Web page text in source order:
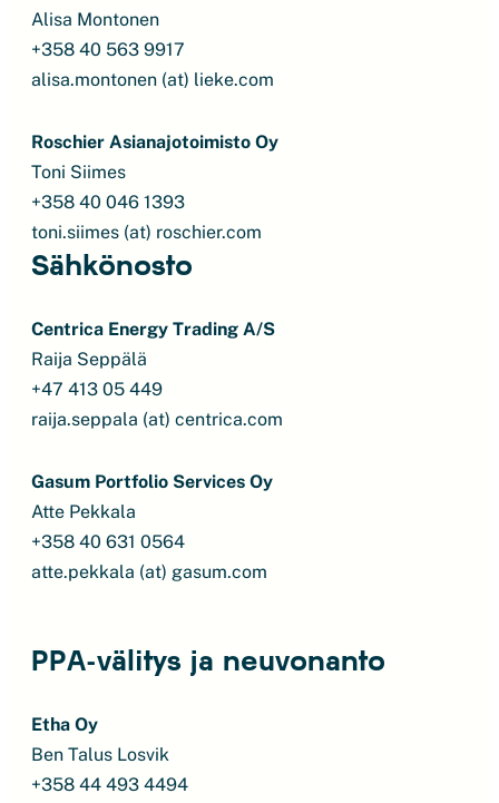
Alisa Montonen
+358 40 563 9917
alisa.montonen (at) lieke.com
Roschier Asianajotoimisto Oy
Toni Siimes
+358 40 046 1393
toni.siimes (at) roschier.com
Sähkönosto
Centrica Energy Trading A/S
Raija Seppälä
+47 413 05 449
raija.seppala (at) centrica.com
Gasum Portfolio Services Oy
Atte Pekkala
+358 40 631 0564
atte.pekkala (at) gasum.com
PPA-välitys ja neuvonanto
Etha Oy
Ben Talus Losvik
+358 44 493 4494